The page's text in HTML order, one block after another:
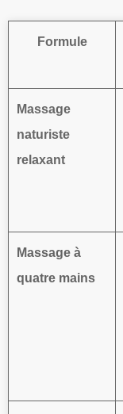
Formule
Massage
naturiste
relaxant
Massage à
quatre mains